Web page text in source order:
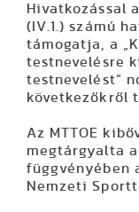
Hivatkozással
(IV.1.) számú
támogatja
, a
testnevelésre
testnevelést”
következőkről
Az MTTOE
megtárgyalta
függvényében
Nemzeti